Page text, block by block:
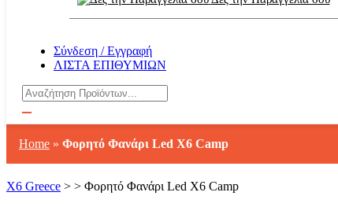
Σύνδεση / Εγγραφή
ΛΙΣΤΑ ΕΠΙΘΥΜΙΩΝ
Αναζήτηση
Home » Φορητό Φανάρι Led X6 Camp
X6 Greece > > Φορητό Φανάρι Led X6 Camp